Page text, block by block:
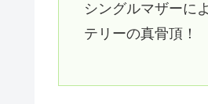
シングルマザーに
テリーの真骨頂！